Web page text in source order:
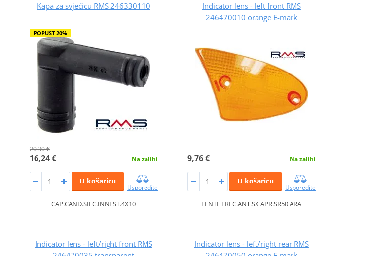
Kapa za svjećicu RMS 246330110
POPUST 20%
20,30 €
16,24 € Na zalihi
U košaricu
Usporedite
CAP.CAND.SILC.INNEST.4X10
Indicator lens - left front RMS
246470010 orange E-mark
9,76 € Na zalihi
U košaricu
Usporedite
LENTE FREC.ANT.SX APR.SR50 ARA
Indicator lens - left/right front RMS
Indicator lens - left/right rear RMS